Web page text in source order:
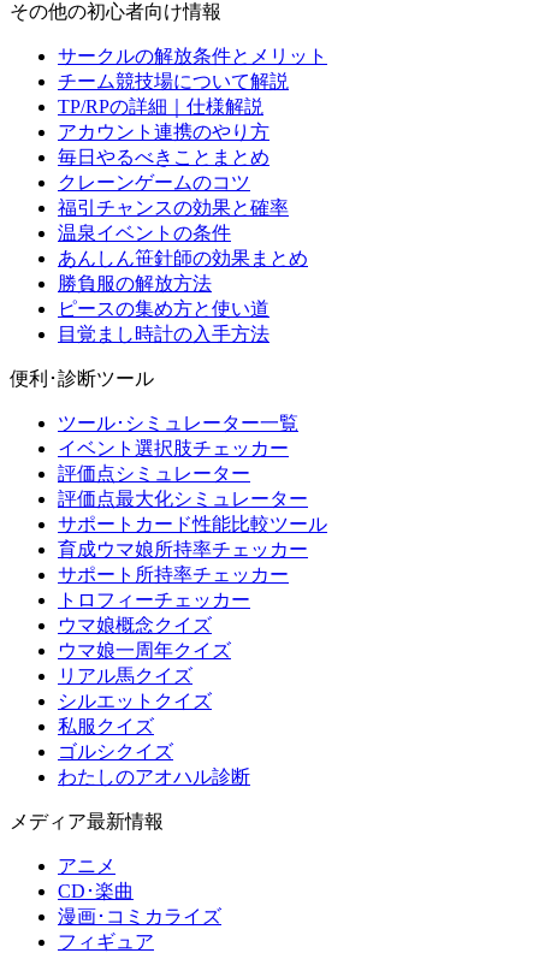
その他の初心者向け情報
サークルの解放条件とメリット
チーム競技場について解説
TP/RPの詳細｜仕様解説
アカウント連携のやり方
毎日やるべきことまとめ
クレーンゲームのコツ
福引チャンスの効果と確率
温泉イベントの条件
あんしん笹針師の効果まとめ
勝負服の解放方法
ピースの集め方と使い道
目覚まし時計の入手方法
便利･診断ツール
ツール･シミュレーター一覧
イベント選択肢チェッカー
評価点シミュレーター
評価点最大化シミュレーター
サポートカード性能比較ツール
育成ウマ娘所持率チェッカー
サポート所持率チェッカー
トロフィーチェッカー
ウマ娘概念クイズ
ウマ娘一周年クイズ
リアル馬クイズ
シルエットクイズ
私服クイズ
ゴルシクイズ
わたしのアオハル診断
メディア最新情報
アニメ
CD･楽曲
漫画･コミカライズ
フィギュア